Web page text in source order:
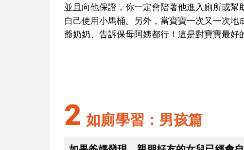
並且向他保證，你一定會陪著他進入廁所或
自己使用小馬桶。另外，當寶寶一次又一次
爺奶奶、告訴保母阿姨都行！這是對寶寶最好
2 如廁學習：男孩篇